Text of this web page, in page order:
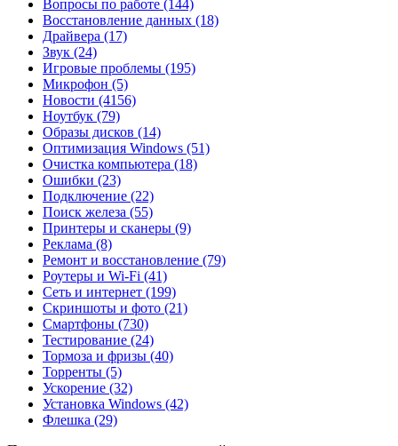
Вопросы по работе (144)
Восстановление данных (18)
Драйвера (17)
Звук (24)
Игровые проблемы (195)
Микрофон (5)
Новости (4156)
Ноутбук (79)
Образы дисков (14)
Оптимизация Windows (51)
Очистка компьютера (18)
Ошибки (23)
Подключение (22)
Поиск железа (55)
Принтеры и сканеры (9)
Реклама (8)
Ремонт и восстановление (79)
Роутеры и Wi-Fi (41)
Сеть и интернет (199)
Скриншоты и фото (21)
Смартфоны (730)
Тестирование (24)
Тормоза и фризы (40)
Торренты (5)
Ускорение (32)
Установка Windows (42)
Флешка (29)